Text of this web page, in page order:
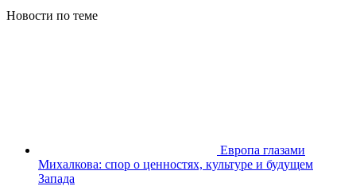
Новости по теме
Европа глазами
Михалкова: спор о ценностях, культуре и будущем
Запада